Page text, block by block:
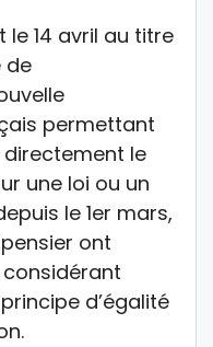
le 14 avril au titre
de
permettant
le
une loi ou un
le 1er mars,
ont
d’égalité